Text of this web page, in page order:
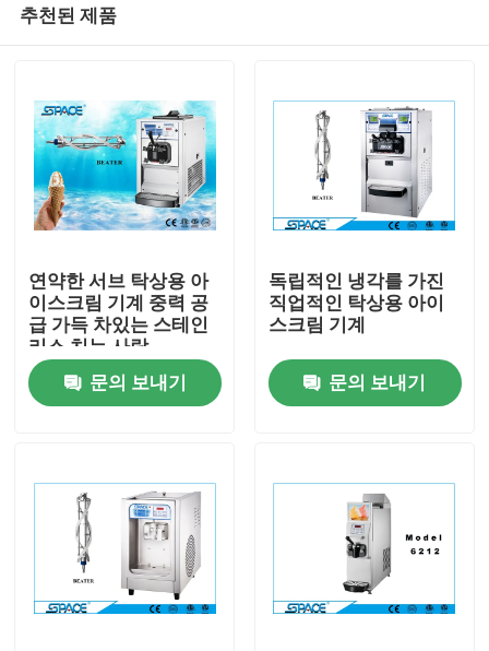
회사 소개
접촉
추천된 제품
연약한 서브 탁상용 아
이스크림 기계 중력 공
급 가득 차있는 스테인
리스 치는 사람
문의 보내기
독립적인 냉각를 가진
직업적인 탁상용 아이
스크림 기계
문의 보내기